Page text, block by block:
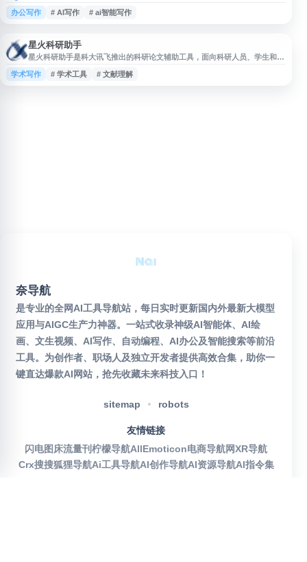
景文本创作和优化服务。平台支持会议纪要整理、公文写作、工作总结、工作
汇报、心得体会等职场办公场景，也涵盖新闻稿撰写、面试自我介绍、朋友圈
的技术积累，适合
办公写作 # AI写作 # ai智能写作
星火科研助手
星火科研助手是科大讯飞推出的科研论文辅助工具，面向科研人员、学生和学
术写作者，提供论文阅读、文献理解、内容梳理与写作辅助等能力。平台依托
讯飞星火大模型，帮助用户提升文献处理效率，适用于课题调研、论文学习、
学术写作 # 学术工具 # 文献理解
奈导航
是专业的全网AI工具导航站，每日实时更新国内外最新大模型
应用与AIGC生产力神器。一站式收录神级AI智能体、AI绘
画、文生视频、AI写作、自动编程、AI办公及智能搜索等前沿
工具。为创作者、职场人及独立开发者提供高效合集，助你一
键直达爆款AI网站，抢先收藏未来科技入口！
sitemap robots
友情链接
闪电图床流量刊柠檬导航AllEmoticon电商导航网XR导航
Crx搜搜狐狸导航Ai工具导航AI创作导航AI资源导航AI指令集